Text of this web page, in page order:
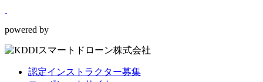
powered by
認定インストラクター募集